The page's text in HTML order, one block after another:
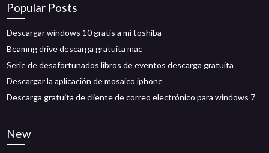
Popular Posts
Descargar windows 10 gratis a mi toshiba
Beamng drive descarga gratuita mac
Serie de desafortunados libros de eventos descarga gratuita
Descargar la aplicación de mosaico iphone
Descarga gratuita de cliente de correo electrónico para windows 7
New